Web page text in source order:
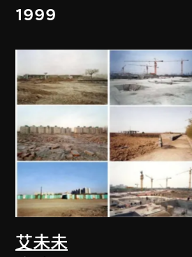
1999
艾未未